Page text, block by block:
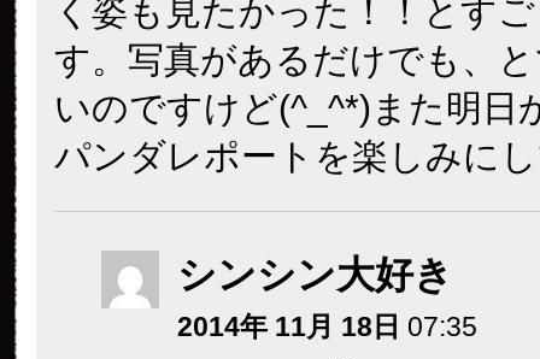
く姿も見たかった！！とす
す。写真があるだけでも、
いのですけど(^_^*)また明日
パンダレポートを楽しみに
シンシン大好き
2014年 11月 18日 07:35